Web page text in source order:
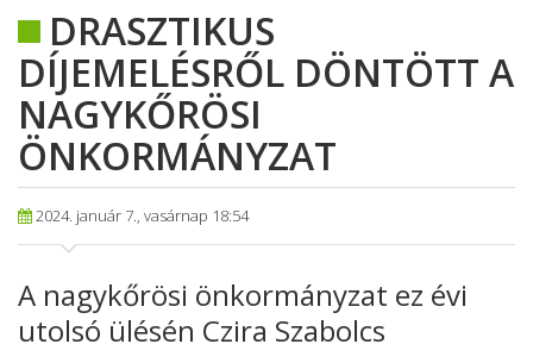
DRASZTIKUS
DÍJEMELÉSRŐL DÖNTÖTT A
NAGYKŐRÖSI
ÖNKORMÁNYZAT
2024. január 7., vasárnap 18:54
A nagykőrösi önkormányzat ez évi
utolsó ülésén Czira Szabolcs